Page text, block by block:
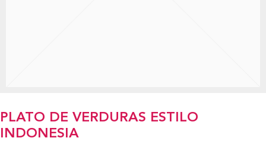
PLATO DE VERDURAS ESTILO
INDONESIA